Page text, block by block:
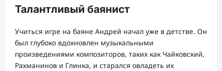
Талантливый баянист
Учиться игре на баяне Андрей начал уже в детстве. Он
был глубоко вдохновлен музыкальными
произведениями композиторов, таких как Чайковский,
Рахманинов и Глинка, и старался овладеть их